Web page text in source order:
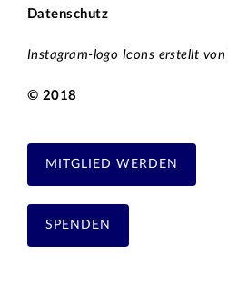
Datenschutz
Instagram-logo Icons erstellt
© 2018
MITGLIED WERDEN
SPENDEN